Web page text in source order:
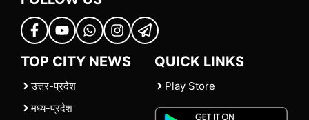
TOP CITY NEWS
उत्तर-प्रदेश
मध्य-प्रदेश
QUICK LINKS
Play Store